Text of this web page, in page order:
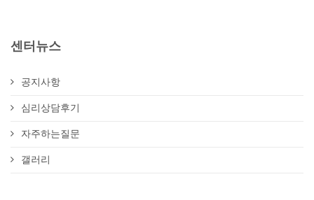
센터뉴스
공지사항
심리상담후기
자주하는질문
갤러리